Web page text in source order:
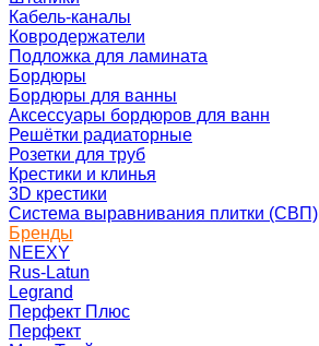
Кабель-каналы
Ковродержатели
Подложка для ламината
Бордюры
Бордюры для ванны
Аксессуары бордюров для ванн
Решётки радиаторные
Розетки для труб
Крестики и клинья
3D крестики
Система выравнивания плитки (СВП)
Бренды
NEEXY
Rus-Latun
Legrand
Перфект Плюс
Перфект